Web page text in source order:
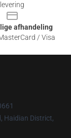
levering
afhandeling
/ Visa
Haidian District,